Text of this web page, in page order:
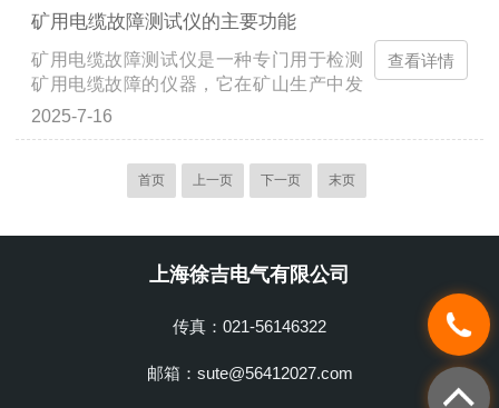
学的检测、诊断，为提高水泵性能提供科
山、工厂给排水设备泵效率的测量，可测
量泵的进...
参数，就可测量出泵的效率、扬程、流
量，该仪器使用方便，测量准确度高，适
用于泵站的检测、仲裁和泵站的技术改
造。CSD21W矿用水泵无线多参数测试
仪，运用了先进的检测、信号分析、计算
提供科学依据。广泛应用于煤矿、油田、
量，可测量泵...
矿用电缆故障测试仪的主要功能
矿用电缆故障测试仪是一种专门用于检测
矿用电缆故障的仪器，它在矿山生产中发
挥着至关重要的作用。以下是它的主要功
并测量反射信号的方式，确定电缆中的故
修效率。2.故障类型检测该仪器可以检测
路故障、接地故障等。通过不同的测试方
2025-7-16
查看详情
首页 上一页 下一页 末页
上海徐吉电气有限公司
传真：021-56146322
邮箱：sute@56412027.com